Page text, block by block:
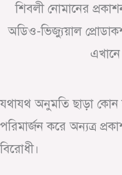
শিবলী নোমানের
অডিও-ভিজ্যুয়াল
এখানে
যথাযথ অনুমতি ছাড়া কোন
পরিমার্জন করে অন্যত্র
বিরোধী।